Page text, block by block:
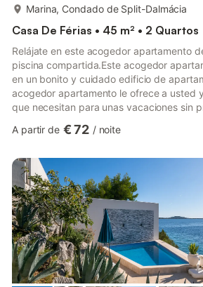
Marina, Condado de Split-Dalmácia
Casa De Férias • 45 m² • 2 Quartos
Relájate en este acogedor apartamento
piscina compartida.Este acogedor
en un bonito y cuidado edificio de
acogedor apartamento le ofrece a usted
que necesitan para unas vacaciones sin
en el balcón y haga planes para sus
en la piscina comunitaria. Dese un
hidromasaje o juegue en el agua con sus
A partir de € 72 / noite